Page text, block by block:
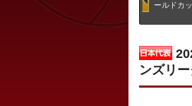
ールドカ
ンズリ